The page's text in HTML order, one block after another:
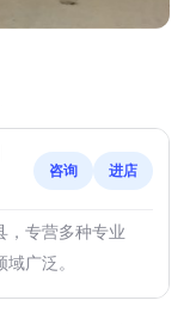
咨询 进店
，专营多种专业
广泛。